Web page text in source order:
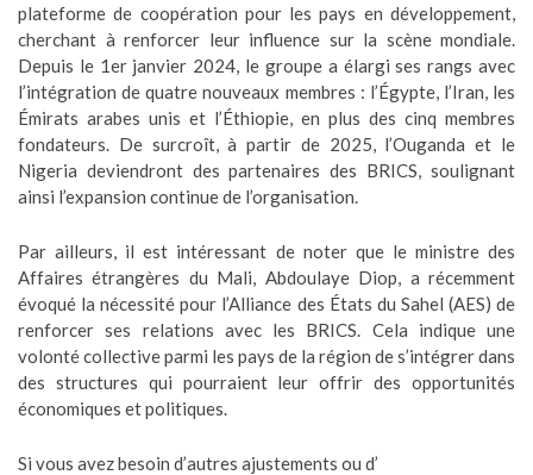
plateforme de coopération pour les pays en développement,
cherchant à renforcer leur influence sur la scène mondiale.
Depuis le 1er janvier 2024, le groupe a élargi ses rangs avec
l’intégration de quatre nouveaux membres : l’Égypte, l’Iran, les
Émirats arabes unis et l’Éthiopie, en plus des cinq membres
fondateurs. De surcroît, à partir de 2025, l’Ouganda et le
Nigeria deviendront des partenaires des BRICS, soulignant
ainsi l’expansion continue de l’organisation.
Par ailleurs, il est intéressant de noter que le ministre des
Affaires étrangères du Mali, Abdoulaye Diop, a récemment
évoqué la nécessité pour l’Alliance des États du Sahel (AES) de
renforcer ses relations avec les BRICS. Cela indique une
volonté collective parmi les pays de la région de s’intégrer dans
des structures qui pourraient leur offrir des opportunités
économiques et politiques.
Si vous avez besoin d’autres ajustements ou d’